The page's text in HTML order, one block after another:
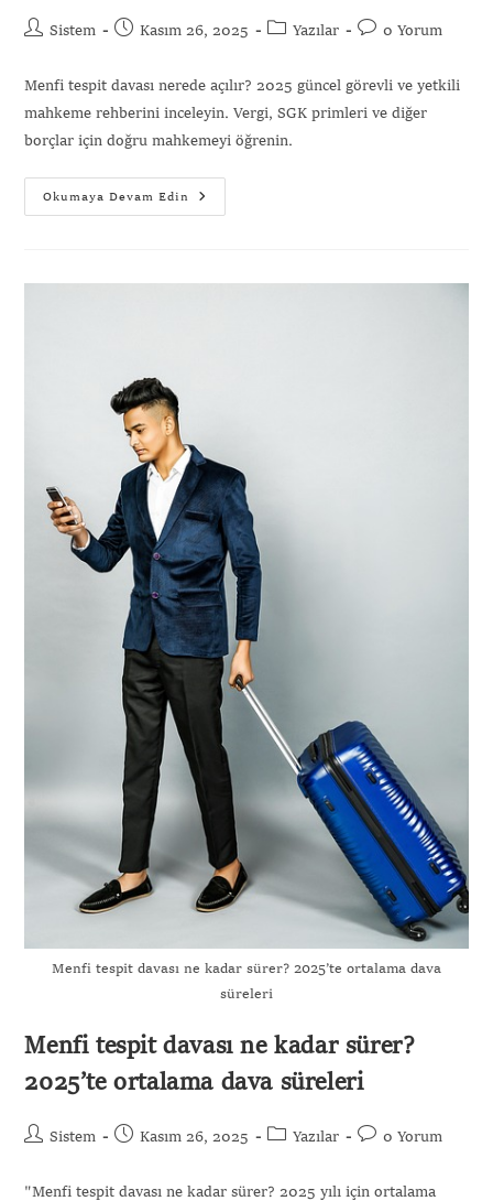
Sistem Kasım 26, 2025 Yazılar 0 Yorum
Menfi tespit davası nerede açılır? 2025 güncel görevli ve yetkili
mahkeme rehberini inceleyin. Vergi, SGK primleri ve diğer
borçlar için doğru mahkemeyi öğrenin.
Okumaya Devam Edin
Menfi tespit davası ne kadar sürer? 2025’te ortalama dava
süreleri
Menfi tespit davası ne kadar sürer?
2025’te ortalama dava süreleri
Sistem Kasım 26, 2025 Yazılar 0 Yorum
"Menfi tespit davası ne kadar sürer? 2025 yılı için ortalama